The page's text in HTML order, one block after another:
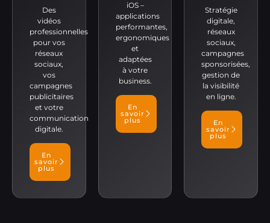
Des
vidéos
professionnelles
pour vos
réseaux
sociaux,
vos
campagnes
publicitaires
et votre
communication
digitale.
En
savoir
plus
iOS –
applications
performantes,
ergonomiques
et
adaptées
à votre
business.
En
savoir
plus
Stratégie
digitale,
réseaux
sociaux,
campagnes
sponsorisées,
gestion de
la visibilité
en ligne.
En
savoir
plus